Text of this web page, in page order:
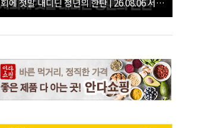
시 부동산 대토론회